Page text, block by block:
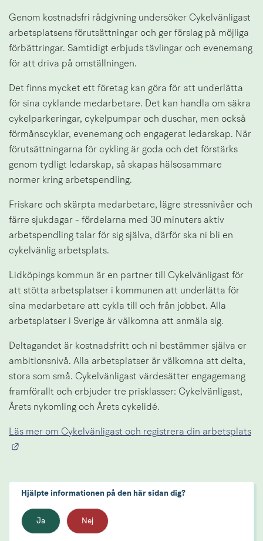
Genom kostnadsfri rådgivning undersöker Cykelvänligast
arbetsplatsens förutsättningar och ger förslag på möjliga
förbättringar. Samtidigt erbjuds tävlingar och evenemang
för att driva på omställningen.
Det finns mycket ett företag kan göra för att underlätta
för sina cyklande medarbetare. Det kan handla om säkra
cykelparkeringar, cykelpumpar och duschar, men också
förmånscyklar, evenemang och engagerat ledarskap. När
förutsättningarna för cykling är goda och det förstärks
genom tydligt ledarskap, så skapas hälsosammare
normer kring arbetspendling.
Friskare och skärpta medarbetare, lägre stressnivåer och
färre sjukdagar - fördelarna med 30 minuters aktiv
arbetspendling talar för sig själva, därför ska ni bli en
cykelvänlig arbetsplats.
Lidköpings kommun är en partner till Cykelvänligast för
att stötta arbetsplatser i kommunen att underlätta för
sina medarbetare att cykla till och från jobbet. Alla
arbetsplatser i Sverige är välkomna att anmäla sig.
Deltagandet är kostnadsfritt och ni bestämmer själva er
ambitionsnivå. Alla arbetsplatser är välkomna att delta,
stora som små. Cykelvänligast värdesätter engagemang
framförallt och erbjuder tre prisklasser: Cykelvänligast,
Årets nykomling och Årets cykelidé.
Läs mer om Cykelvänligast och registrera din arbetsplats
Hjälpte informationen på den här sidan dig?
Ja Nej